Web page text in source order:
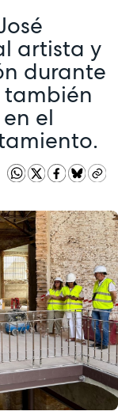
artista y
durante
también
el